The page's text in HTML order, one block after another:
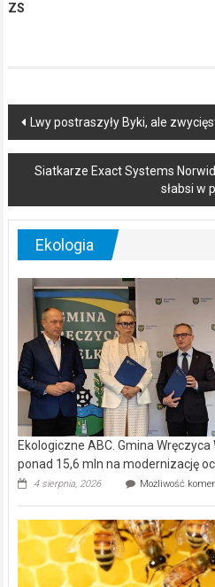
ZS
Post
navigation
Lwy postraszyły Byki, ale
Siatkarze Exact Systems
słabsi w
Ekologia
Ekologiczne ABC. Gmina
ponad 15,6 mln na modernizację
4 sierpnia, 2026 Możliwość